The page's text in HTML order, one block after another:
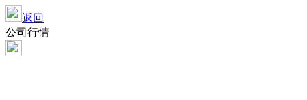
返回
公司行情